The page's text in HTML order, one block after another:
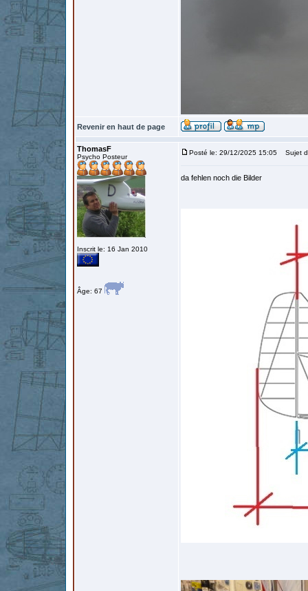
Revenir en haut de page
ThomasF
Psycho Posteur
Inscrit le: 16 Jan 2010
Âge: 67
Posté le: 29/12/2025 15:05 Sujet
da fehlen noch die Bilder